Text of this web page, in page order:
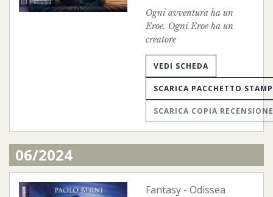
Ogni avventura ha un
Eroe. Ogni Eroe ha un
creatore
VEDI SCHEDA
SCARICA PACCHETTO
SCARICA COPIA RECENSIONE
06/2024
Fantasy - Odissea